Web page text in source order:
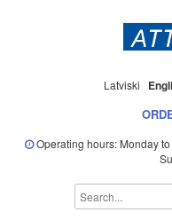
Latviski
Operating hours: Monday